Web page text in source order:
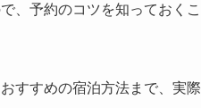
、予約のコツを知っておくこ
すすめの宿泊方法まで、実際